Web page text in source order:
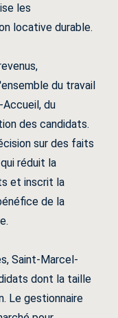
les
locative durable.
du travail
du
des candidats.
sur des faits
réduit la
et inscrit la
de la
Saint-Marcel-
dont la taille
Le gestionnaire